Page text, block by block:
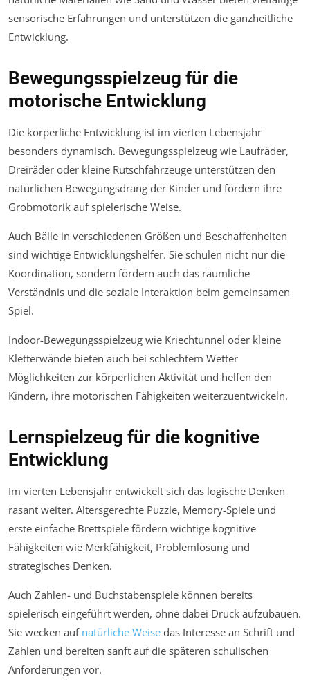
sensorische Erfahrungen und unterstützen die ganzheitliche
Entwicklung.
Bewegungsspielzeug für die
motorische Entwicklung
Die körperliche Entwicklung ist im vierten Lebensjahr
besonders dynamisch. Bewegungsspielzeug wie Laufräder,
Dreiräder oder kleine Rutschfahrzeuge unterstützen den
natürlichen Bewegungsdrang der Kinder und fördern ihre
Grobmotorik auf spielerische Weise.
Auch Bälle in verschiedenen Größen und Beschaffenheiten
sind wichtige Entwicklungshelfer. Sie schulen nicht nur die
Koordination, sondern fördern auch das räumliche
Verständnis und die soziale Interaktion beim gemeinsamen
Spiel.
Indoor-Bewegungsspielzeug wie Kriechtunnel oder kleine
Kletterwände bieten auch bei schlechtem Wetter
Möglichkeiten zur körperlichen Aktivität und helfen den
Kindern, ihre motorischen Fähigkeiten weiterzuentwickeln.
Lernspielzeug für die kognitive
Entwicklung
Im vierten Lebensjahr entwickelt sich das logische Denken
rasant weiter. Altersgerechte Puzzle, Memory-Spiele und
erste einfache Brettspiele fördern wichtige kognitive
Fähigkeiten wie Merkfähigkeit, Problemlösung und
strategisches Denken.
Auch Zahlen- und Buchstabenspiele können bereits
spielerisch eingeführt werden, ohne dabei Druck aufzubauen.
Sie wecken auf natürliche Weise das Interesse an Schrift und
Zahlen und bereiten sanft auf die späteren schulischen
Anforderungen vor.